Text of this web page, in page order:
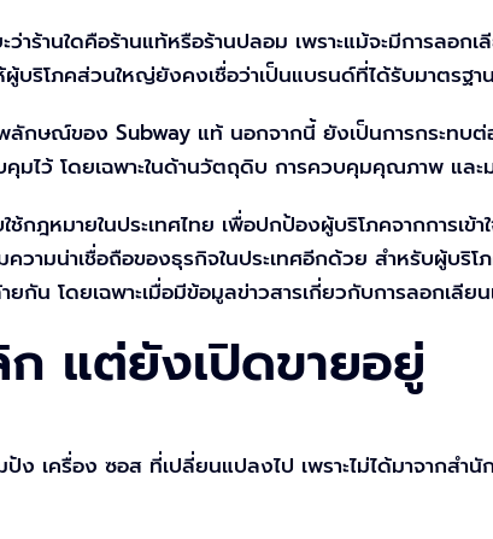
าร้านใดคือร้านแท้หรือร้านปลอม เพราะแม้จะมีการล
ริโภคส่วนใหญ่ยังคงเชื่อว่าเป็นแบรนด์ที่ได้รับมาตรฐ
กษณ์ของ Subway แท้ นอกจากนี้ ยังเป็นการกระทบต่
ว้ โดยเฉพาะในด้านวัตถุดิบ การควบคุมคุณภาพ และม
ฎหมายในประเทศไทย เพื่อปกป้องผู้บริโภคจากการเข้
มน่าเชื่อถือของธุรกิจในประเทศอีกด้วย สำหรับผู้บริโภ
กัน โดยเฉพาะเมื่อมีข้อมูลข่าวสารเกี่ยวกับการลอกเลี
แต่ยังเปิดขายอยู่
ง เครื่อง ซอส ที่เปลี่ยนแปลงไป เพราะไม่ได้มาจากส